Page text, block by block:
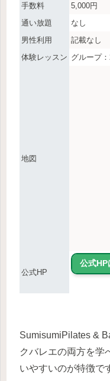
手数料
5,000円
通い放題
なし
男性利用
記載なし
体験レッスン グループ
地図
公式HP
公式HP
SumisumiPilates &
クバレエの両方を学
いやすいのが特徴で